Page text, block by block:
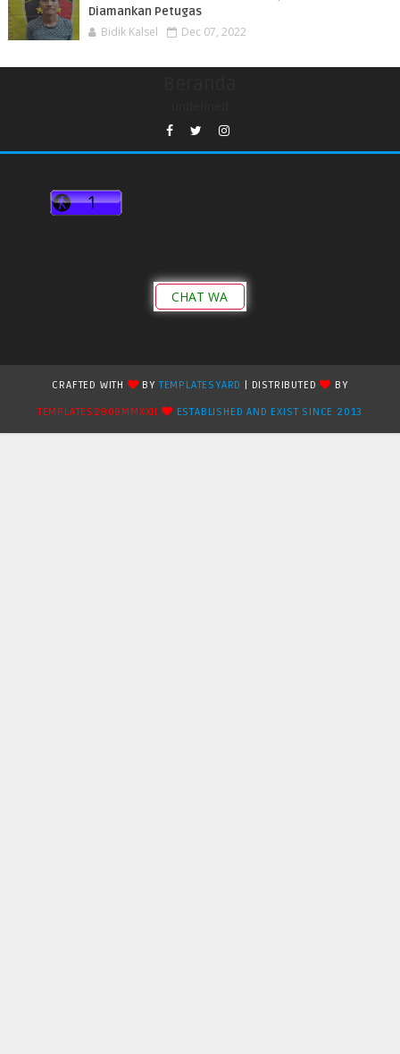
Diamankan Petugas
Bidik Kalsel Dec 07, 2022
CHAT WA
CRAFTED WITH BYTEMPLATESYARD | DISTRIBUTED
BY
TEMPLATES2909MMXXII
ESTABLISHED AND EXIST SINCE 2013